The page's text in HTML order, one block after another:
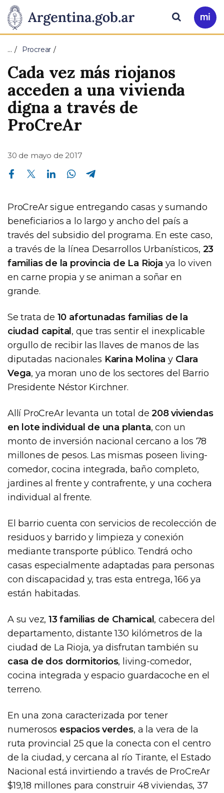
Presidencia
de
la
Nación
Pasar al contenido principal
Ir
a
Buscar
… Procrear
Cada vez más riojanos
acceden a una vivienda
digna a través de
ProCreAr
30 de mayo de 2017
Compartir en Facebook Compartir en Twitter Compartir en Linkedin Compartir en Whatsapp
ProCreAr sigue entregando casas y sumando
beneficiarios a lo largo y ancho del país a
través del subsidio del programa. En este caso,
a través de la línea Desarrollos Urbanísticos, 23
familias de la provincia de La Rioja ya lo viven
en carne propia y se animan a soñar en
grande.
Se trata de 10 afortunadas familias de la
ciudad capital , que tras sentir el inexplicable
orgullo de recibir las llaves de manos de las
diputadas nacionales Karina Molina y Clara
Vega, ya moran uno de los sectores del Barrio
Presidente Néstor Kirchner.
Allí ProCreAr levanta un total de208 viviendas
en lote individual de una planta, con un
monto de inversión nacional cercano a los 78
millones de pesos. Las mismas poseen living-
comedor, cocina integrada, baño completo,
jardines al frente y contrafrente, y una cochera
individual al frente.
El barrio cuenta con servicios de recolección de
residuos y barrido y limpieza y conexión
mediante transporte público. Tendrá ocho
casas especialmente adaptadas para personas
con discapacidad y, tras esta entrega, 166 ya
están habitadas.
A su vez, 13 familias de Chamical , cabecera del
departamento, distante 130 kilómetros de la
ciudad de La Rioja, ya disfrutan también su
casa de dos dormitorios, living-comedor,
cocina integrada y espacio guardacoche en el
terreno.
En una zona caracterizada por tener
numerosos espacios verdes, a la vera de la
ruta provincial 25 que la conecta con el centro
de la ciudad, y cercana al río Tirante, el Estado
Nacional está invirtiendo a través de ProCreAr
$19,18 millones para construir 48 viviendas, 37